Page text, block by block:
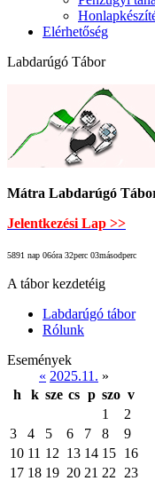
Elérhetőség
Labdarúgó Tábor
Mátra Labdarúgó
Jelentkezési Lap >>
5891 nap 06óra 32perc 03másodperc
A tábor kezdetéig
Labdarúgó tábor
Rólunk
Események
« 2025.11. »
h
k sze cs p szo v
1
2
3
4 5 6 7 8
9
10 11 12 13 14 15 16
17 18 19 20 21 22
23